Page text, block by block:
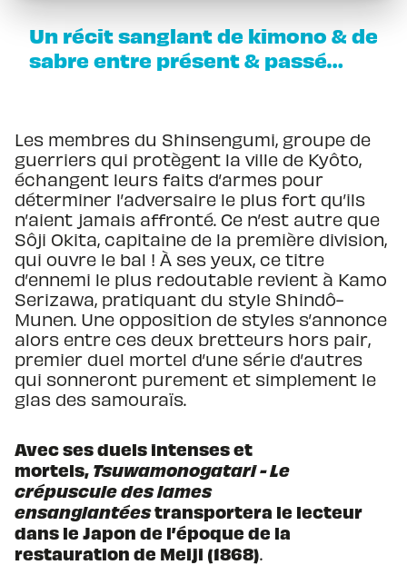
Un récit sanglant de kimono & de
sabre entre présent & passé…
Les membres du Shinsengumi, groupe de
guerriers qui protègent la ville de Kyôto,
échangent leurs faits d’armes pour
déterminer l’adversaire le plus fort qu’ils
n’aient jamais affronté. Ce n’est autre que
Sôji Okita, capitaine de la première division,
qui ouvre le bal ! À ses yeux, ce titre
d’ennemi le plus redoutable revient à Kamo
Serizawa, pratiquant du style Shindô-
Munen. Une opposition de styles s’annonce
alors entre ces deux bretteurs hors pair,
premier duel mortel d’une série d’autres
qui sonneront purement et simplement le
glas des samouraïs.
Avec ses duels intenses et
mortels, Tsuwamonogatari - Le
crépuscule des lames
ensanglantéestransportera le lecteur
dans le Japon de l’époque de la
restauration de Meiji (1868).